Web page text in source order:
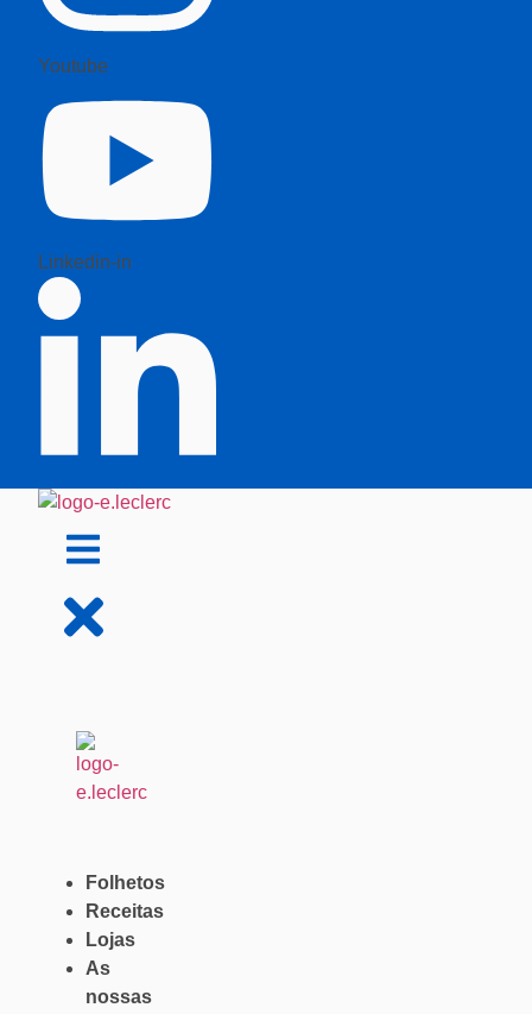
Youtube
Linkedin-in
Folhetos
Receitas
Lojas
As
nossas